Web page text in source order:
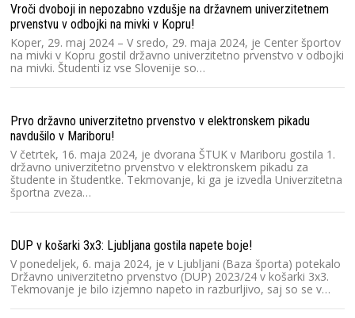
Vroči dvoboji in nepozabno vzdušje na državnem univerzitetnem
prvenstvu v odbojki na mivki v Kopru!
Koper, 29. maj 2024 – V sredo, 29. maja 2024, je Center športov
na mivki v Kopru gostil državno univerzitetno prvenstvo v odbojki
na mivki. Študenti iz vse Slovenije so…
Prvo državno univerzitetno prvenstvo v elektronskem pikadu
navdušilo v Mariboru!
V četrtek, 16. maja 2024, je dvorana ŠTUK v Mariboru gostila 1.
državno univerzitetno prvenstvo v elektronskem pikadu za
študente in študentke. Tekmovanje, ki ga je izvedla Univerzitetna
športna zveza…
DUP v košarki 3x3: Ljubljana gostila napete boje!
V ponedeljek, 6. maja 2024, je v Ljubljani (Baza športa) potekalo
Državno univerzitetno prvenstvo (DUP) 2023/24 v košarki 3x3.
Tekmovanje je bilo izjemno napeto in razburljivo, saj so se v…